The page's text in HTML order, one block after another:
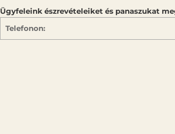
Ügyfeleink észrevételeiket és panaszukat
Telefonon: